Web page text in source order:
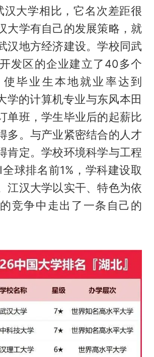
汉大学相比，它名次差距很
大学有自己的发展策略，就
汉地方经济建设。学校同武
发区的企业建立了40多个
使毕业生本地就业率达到
学的计算机专业与东风本田
单班，学生毕业后的起薪比
多。与产业紧密结合的人才
肯定。学校环境科学与工程
球排名前1%，学科建设取
江汉大学以实干、特色为依
竞争中走出了一条自己的